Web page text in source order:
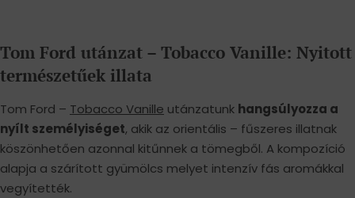
Tom Ford utánzat – Tobacco Vanille: Nyitott
természetűek illata
Tom Ford – Tobacco Vanille utánzatunk hangsúlyozza a
nyílt személyiséget, akik az orientális – fűszeres illatnak
köszönhetően azonnal kitűnnek a tömegből. A kompozíció
alapja a szárított gyümölcs melyet intenzív fás aromákkal
vegyítették.